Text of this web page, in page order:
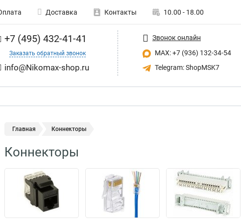
Доставка Контакты 10.00 - 18.00
+7 (495) 432-41-41
Заказать обратный звонок
info@Nikomax-shop.ru
Звонок онлайн
MAX: +7 (936) 132-34-54
Telegram: ShopMSK7
Главная Коннекторы
Коннекторы